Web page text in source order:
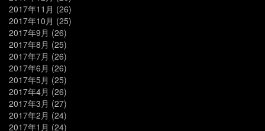
2017年11月 (26)
2017年10月 (25)
2017年9月 (26)
2017年8月 (25)
2017年7月 (26)
2017年6月 (26)
2017年5月 (25)
2017年4月 (26)
2017年3月 (27)
2017年2月 (24)
2017年1月 (24)